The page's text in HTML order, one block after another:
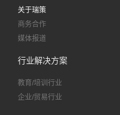
关于瑞策
商务合作
媒体报道
行业解决方案
教育/培训行业
企业/贸易行业